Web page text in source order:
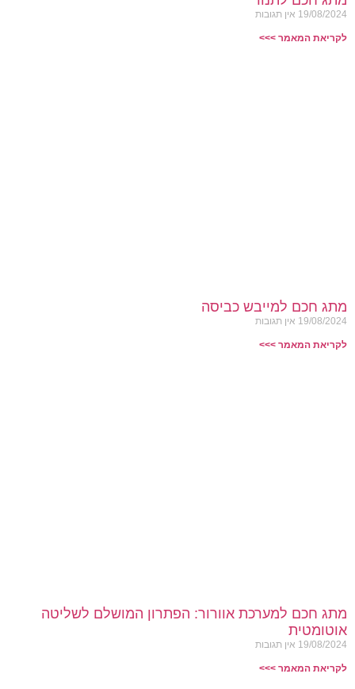
19/08/2024 אין תגובות
לקריאת המאמר >>>
מתג חכם למייבש כביסה
19/08/2024 אין תגובות
לקריאת המאמר >>>
מתג חכם למערכת אוורור: הפתרון המושלם לשליטה
אוטומטית
19/08/2024 אין תגובות
לקריאת המאמר >>>